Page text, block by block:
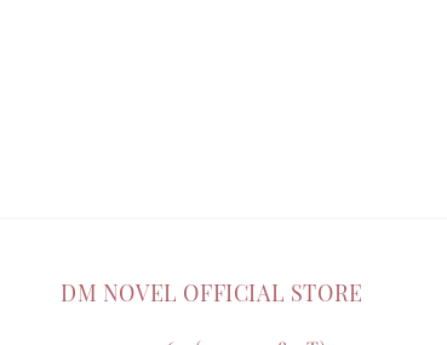
DM NOVEL OFFICIAL STORE